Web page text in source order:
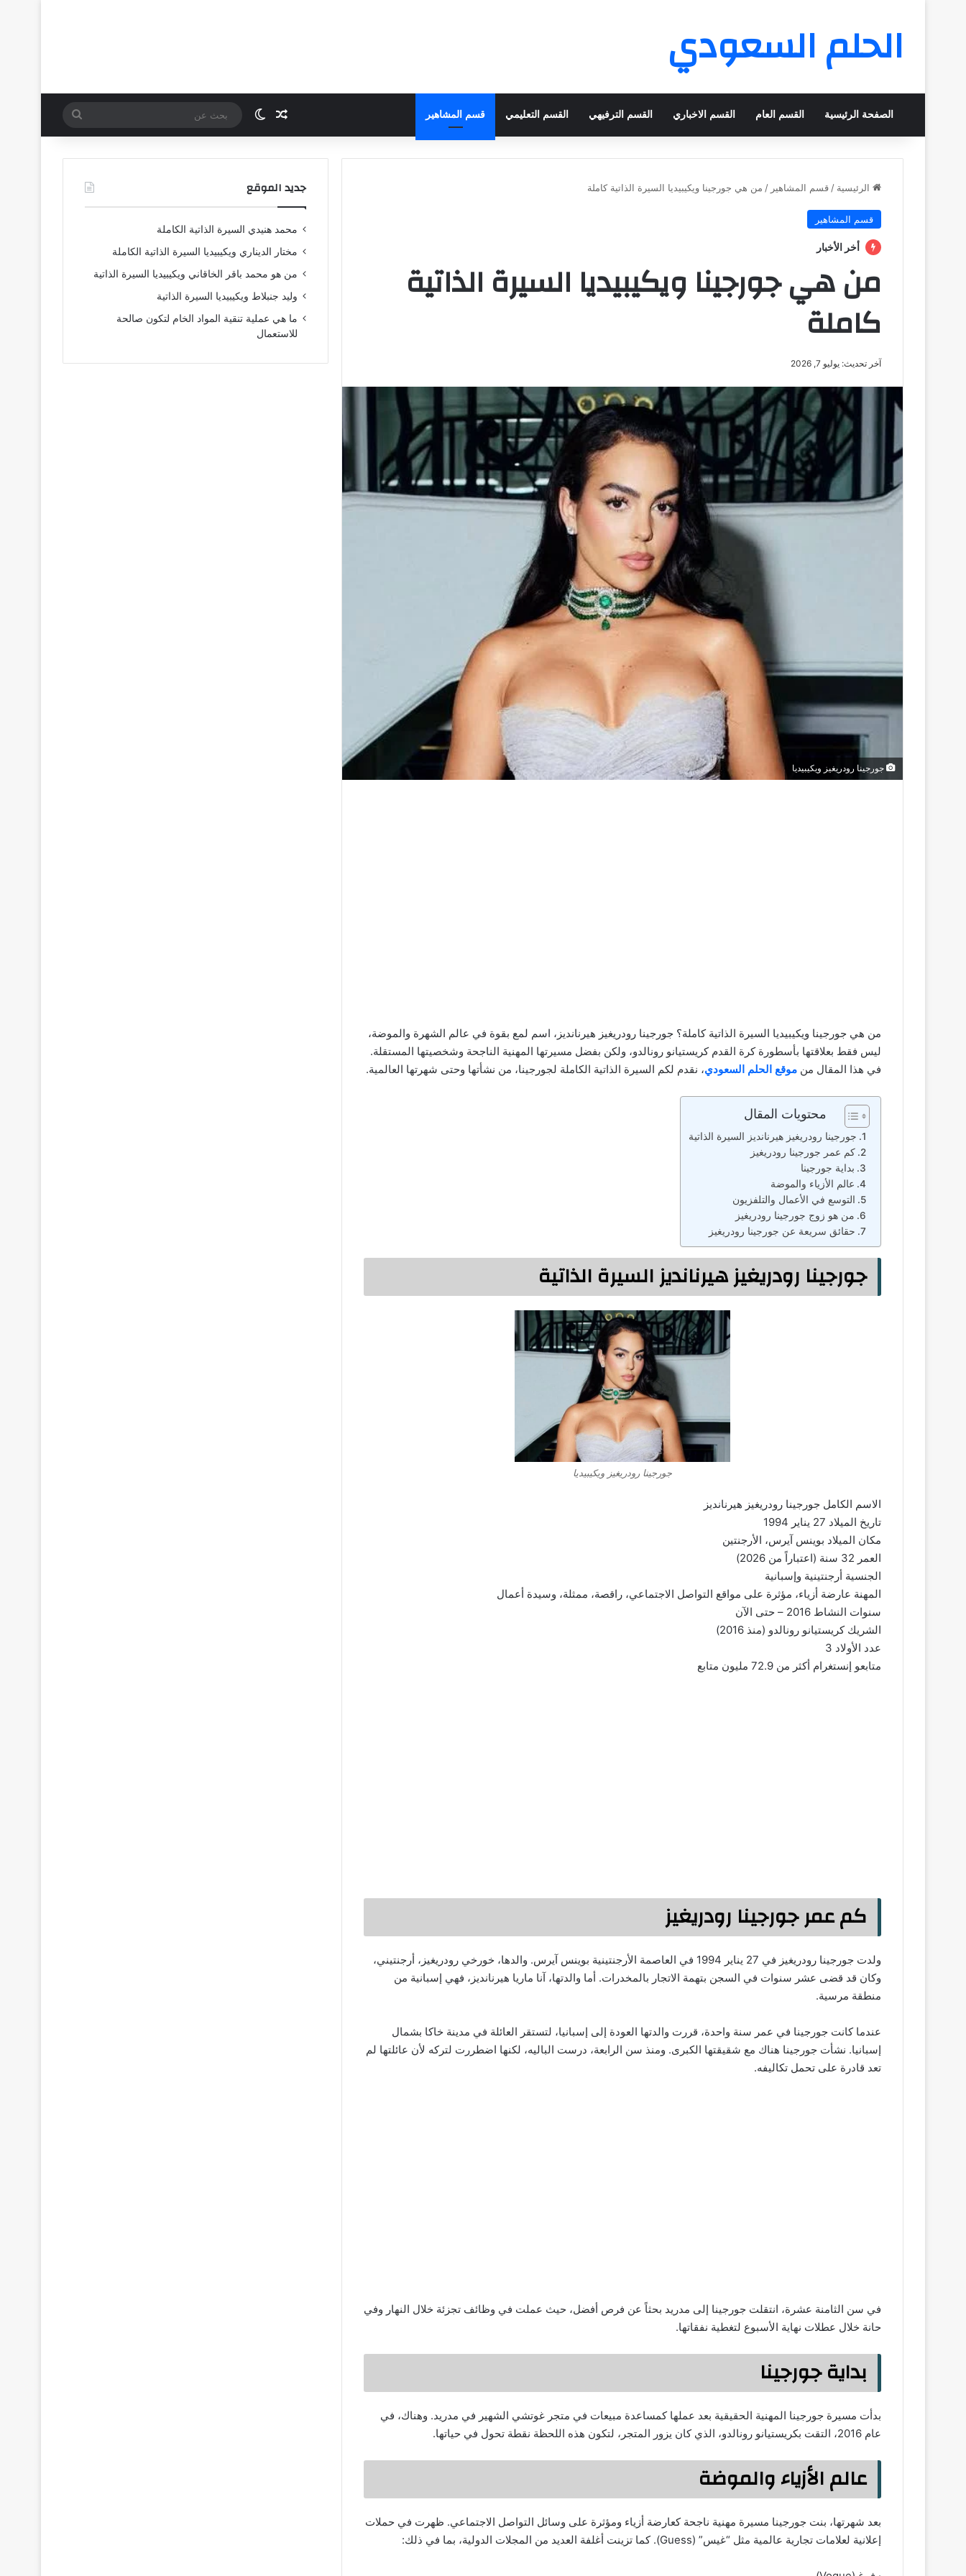
الحلم السعودي
الصفحة الرئيسية القسم العام القسم الاخباري القسم الترفيهي القسم التعليمي قسم المشاهير مقال عشوائي
الوضع المظلم
بحث
عن
الرئيسية / قسم المشاهير / من هي جورجينا ويكيبيديا السيرة الذاتية كاملة
قسم المشاهير
أخر الأخبار
من هي جورجينا ويكيبيديا السيرة الذاتية
كاملة
آخر تحديث: يوليو 7, 2026
جورجينا رودريغيز ويكيبيديا
من هي جورجينا ويكيبيديا السيرة الذاتية كاملة؟ جورجينا رودريغيز هيرنانديز، اسم لمع بقوة في عالم الشهرة والموضة،
ليس فقط بعلاقتها بأسطورة كرة القدم كريستيانو رونالدو، ولكن بفضل مسيرتها المهنية الناجحة وشخصيتها المستقلة.
في هذا المقال من موقع الحلم السعودي، نقدم لكم السيرة الذاتية الكاملة لجورجينا، من نشأتها وحتى شهرتها العالمية.
محتويات المقال
جورجينا رودريغيز هيرنانديز السيرة الذاتية
كم عمر جورجينا رودريغيز
بداية جورجينا
عالم الأزياء والموضة
التوسع في الأعمال والتلفزيون
من هو زوج جورجينا رودريغيز
حقائق سريعة عن جورجينا رودريغيز
جورجينا رودريغيز هيرنانديز السيرة الذاتية
جورجينا رودريغيز ويكيبيديا
الاسم الكامل جورجينا رودريغيز هيرنانديز
تاريخ الميلاد 27 يناير 1994
مكان الميلاد بوينس آيرس، الأرجنتين
العمر 32 سنة (اعتباراً من 2026)
الجنسية أرجنتينية وإسبانية
المهنة عارضة أزياء، مؤثرة على مواقع التواصل الاجتماعي، راقصة، ممثلة، وسيدة أعمال
سنوات النشاط 2016 – حتى الآن
الشريك كريستيانو رونالدو (منذ 2016)
عدد الأولاد 3
متابعو إنستغرام أكثر من 72.9 مليون متابع
كم عمر جورجينا رودريغيز
ولدت جورجينا رودريغيز في 27 يناير 1994 في العاصمة الأرجنتينية بوينس آيرس. والدها، خورخي رودريغيز، أرجنتيني،
وكان قد قضى عشر سنوات في السجن بتهمة الاتجار بالمخدرات. أما والدتها، آنا ماريا هيرنانديز، فهي إسبانية من
منطقة مرسية.
عندما كانت جورجينا في عمر سنة واحدة، قررت والدتها العودة إلى إسبانيا، لتستقر العائلة في مدينة خاكا بشمال
إسبانيا. نشأت جورجينا هناك مع شقيقتها الكبرى. ومنذ سن الرابعة، درست الباليه، لكنها اضطررت لتركه لأن عائلتها لم
تعد قادرة على تحمل تكاليفه.
في سن الثامنة عشرة، انتقلت جورجينا إلى مدريد بحثاً عن فرص أفضل، حيث عملت في وظائف تجزئة خلال النهار وفي
حانة خلال عطلات نهاية الأسبوع لتغطية نفقاتها.
بداية جورجينا
بدأت مسيرة جورجينا المهنية الحقيقية بعد عملها كمساعدة مبيعات في متجر غوتشي الشهير في مدريد. وهناك، في
عام 2016، التقت بكريستيانو رونالدو، الذي كان يزور المتجر، لتكون هذه اللحظة نقطة تحول في حياتها.
عالم الأزياء والموضة
بعد شهرتها، بنت جورجينا مسيرة مهنية ناجحة كعارضة أزياء ومؤثرة على وسائل التواصل الاجتماعي. ظهرت في حملات
إعلانية لعلامات تجارية عالمية مثل “غيس” (Guess). كما تزينت أغلفة العديد من المجلات الدولية، بما في ذلك:
جديد الموقع
محمد هنيدي السيرة الذاتية الكاملة
مختار الديناري ويكيبيديا السيرة الذاتية الكاملة
من هو محمد باقر الخاقاني ويكيبيديا السيرة الذاتية
وليد جنبلاط ويكيبيديا السيرة الذاتية
ما هي عملية تنقية المواد الخام لتكون صالحة
للاستعمال